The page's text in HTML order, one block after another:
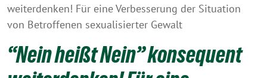
weiterdenken! Für eine Verbesserung der Situation
von Betroffenen sexualisierter Gewalt
“Nein heißt Nein” konsequent